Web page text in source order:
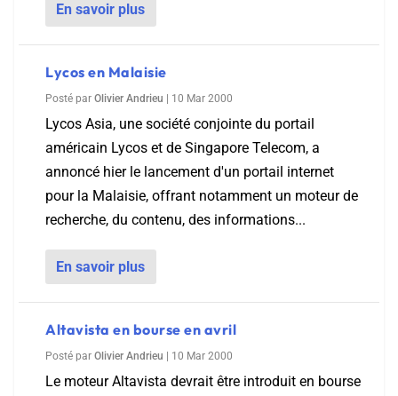
En savoir plus
Lycos en Malaisie
Posté par Olivier Andrieu 10 Mar 2000
Lycos Asia, une société conjointe du portail
américain Lycos et de Singapore Telecom, a
annoncé hier le lancement d'un portail internet
pour la Malaisie, offrant notamment un moteur de
recherche, du contenu, des informations...
En savoir plus
Altavista en bourse en avril
Posté par Olivier Andrieu 10 Mar 2000
Le moteur Altavista devrait être introduit en bourse